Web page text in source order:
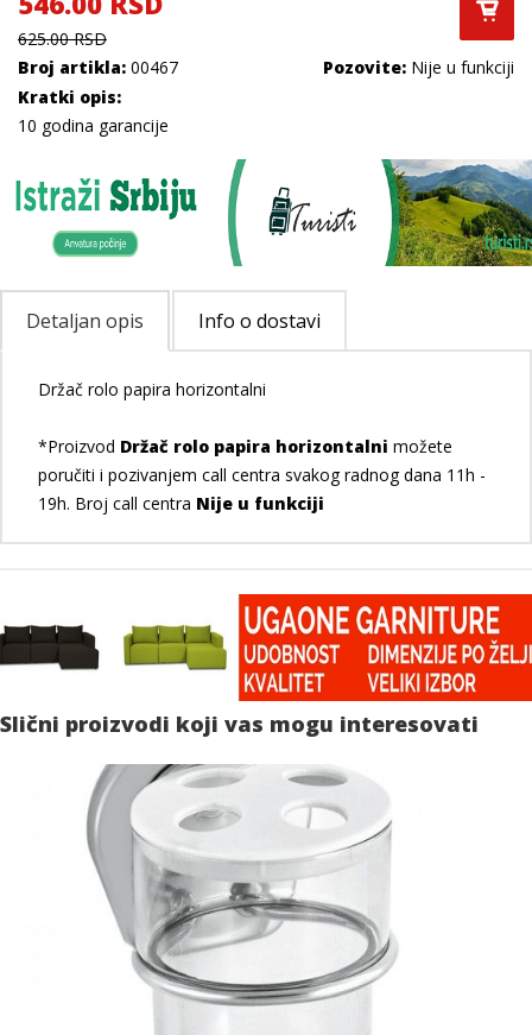
625.00 RSD
Broj artikla: 00467 Pozovite: Nije u funkciji
Kratki opis:
10 godina garancije
Detaljan opis Info o dostavi
Držač rolo papira horizontalni
*Proizvod Držač rolo papira horizontalni možete
poručiti i pozivanjem call centra svakog radnog dana 11h -
19h. Broj call centra Nije u funkciji
Slični proizvodi koji vas mogu interesovati